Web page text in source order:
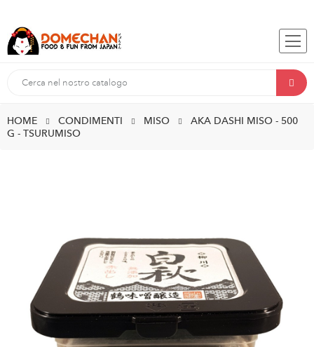
HOME CONDIMENTI MISO
AKA DASHI MISO - 500
G - TSURUMISO